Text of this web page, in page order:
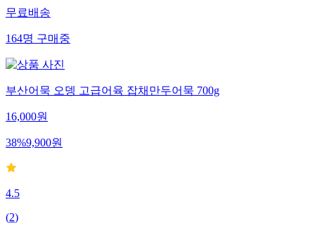
무료배송
164명구매중
부산어묵 오뎅 고급어육 잡채만두어묵 700g
16,000원
38%9,900원
4.5
(2)